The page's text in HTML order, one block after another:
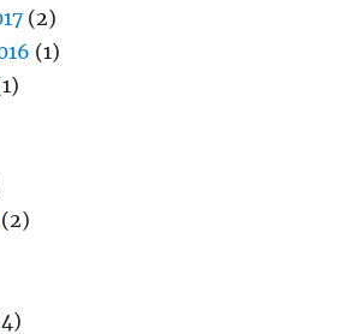
(2)
(1)
(2)